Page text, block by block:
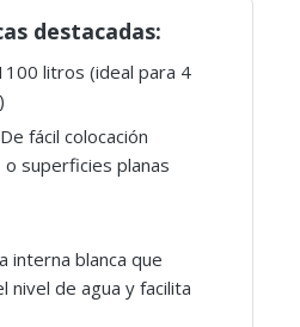
destacadas:
litros (ideal para 4
De fácil colocación
superficies planas
interna blanca que
nivel de agua y facilita